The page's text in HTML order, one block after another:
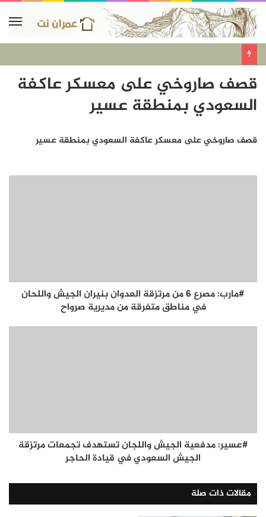
قصف صاروخي على معسكر عاكفة
السعودي بمنطقة عسير
قصف صاروخي على معسكر عاكفة السعودي بمنطقة عسير
#مارب: مصرع 6 من مرتزقة العدوان بنيران الجيش واللحان
في مناطق متفرقة من مديرية صرواح
#عسير: مدفعية الجيش واللجان تستهدف تجمعات مرتزقة
الجيش السعودي في قيادة الحاجر
مقالات ذات صلة